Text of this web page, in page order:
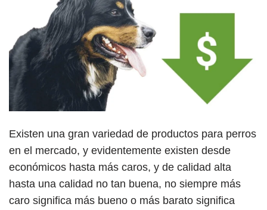
Existen una gran variedad de productos para perros
en el mercado, y evidentemente existen desde
económicos hasta más caros, y de calidad alta
hasta una calidad no tan buena, no siempre más
caro significa más bueno o más barato significa